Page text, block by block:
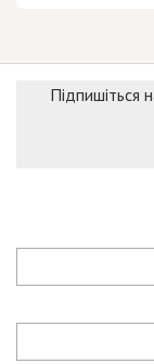
Підпишіться